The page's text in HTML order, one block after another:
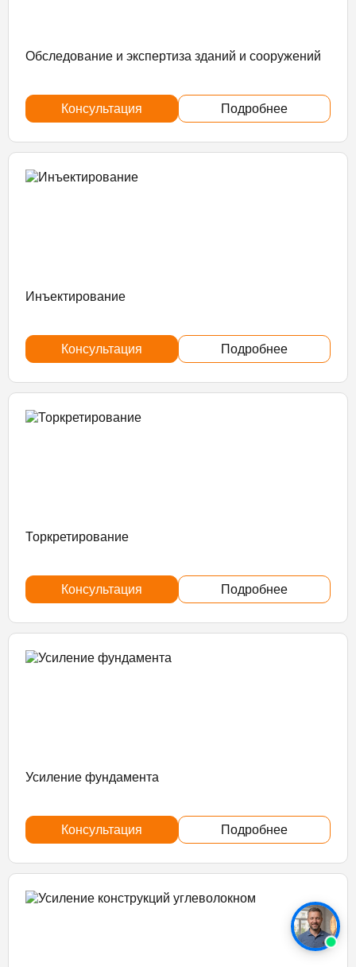
Обследование и экспертиза зданий и сооружений
Консультация Подробнее
Инъектирование
Консультация Подробнее
Торкретирование
Консультация Подробнее
Усиление фундамента
Консультация Подробнее